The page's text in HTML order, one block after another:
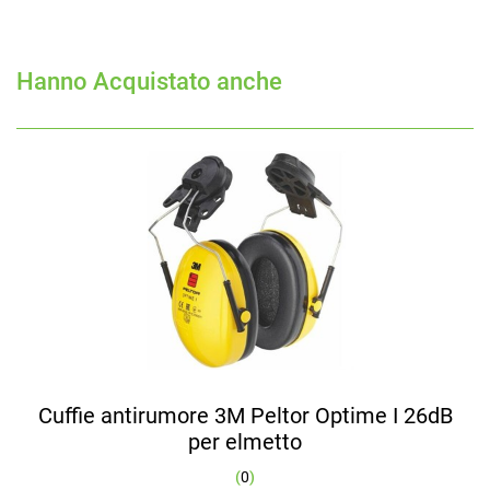
Hanno Acquistato anche
Cuffie antirumore 3M Peltor Optime I 26dB
per elmetto
(0)